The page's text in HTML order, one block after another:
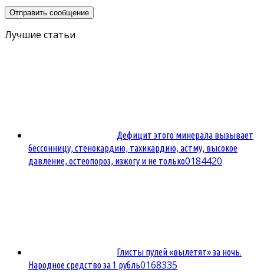
Лучшие статьи
Дефицит этого минерала вызывает
бессонницу, стенокардию, тахикардию, астму, высокое
давление, остеопороз, изжогу и не только0184420
Глисты пулей «вылетят» за ночь.
Народное средство за 1 рубль0168335